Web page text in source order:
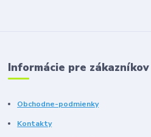
Informácie pre zákazníkov
Obchodne-podmienky
Kontakty